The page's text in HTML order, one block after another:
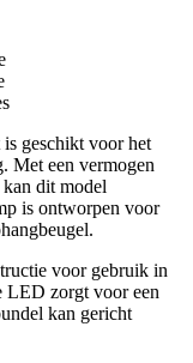
geschikt voor het
Met een vermogen
dit model
is ontworpen voor
voor gebruik in
LED zorgt voor een
kan gericht